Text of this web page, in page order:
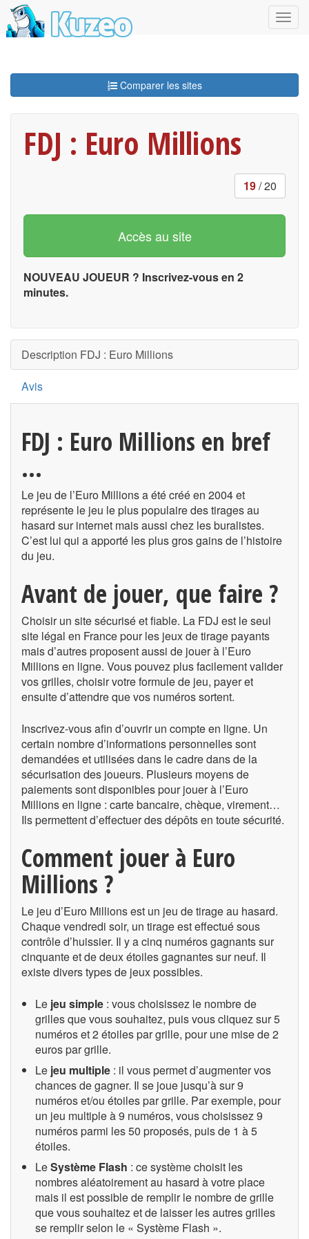
Comparer les sites
FDJ : Euro Millions
19/ 20
Accès au site
NOUVEAU JOUEUR ? Inscrivez-vous en 2
minutes.
Description FDJ : Euro Millions
Avis
FDJ : Euro Millions en bref
...
Le jeu de l’Euro Millions a été créé en 2004 et
représente le jeu le plus populaire des tirages au
hasard sur internet mais aussi chez les buralistes.
C’est lui qui a apporté les plus gros gains de l’histoire
du jeu.
Avant de jouer, que faire ?
Choisir un site sécurisé et fiable. La FDJ est le seul
site légal en France pour les jeux de tirage payants
mais d’autres proposent aussi de jouer à l’Euro
Millions en ligne. Vous pouvez plus facilement valider
vos grilles, choisir votre formule de jeu, payer et
ensuite d’attendre que vos numéros sortent.
Inscrivez-vous afin d’ouvrir un compte en ligne. Un
certain nombre d’informations personnelles sont
demandées et utilisées dans le cadre dans de la
sécurisation des joueurs. Plusieurs moyens de
paiements sont disponibles pour jouer à l’Euro
Millions en ligne : carte bancaire, chèque, virement…
Ils permettent d’effectuer des dépôts en toute sécurité.
Comment jouer à Euro
Millions ?
Le jeu d’Euro Millions est un jeu de tirage au hasard.
Chaque vendredi soir, un tirage est effectué sous
contrôle d’huissier. Il y a cinq numéros gagnants sur
cinquante et de deux étoiles gagnantes sur neuf. Il
existe divers types de jeux possibles.
Le jeu simple : vous choisissez le nombre de
grilles que vous souhaitez, puis vous cliquez sur 5
numéros et 2 étoiles par grille, pour une mise de 2
euros par grille.
Le jeu multiple : il vous permet d’augmenter vos
chances de gagner. Il se joue jusqu’à sur 9
numéros et/ou étoiles par grille. Par exemple, pour
un jeu multiple à 9 numéros, vous choisissez 9
numéros parmi les 50 proposés, puis de 1 à 5
étoiles.
LeSystème Flash : ce système choisit les
nombres aléatoirement au hasard à votre place
mais il est possible de remplir le nombre de grille
que vous souhaitez et de laisser les autres grilles
se remplir selon le « Système Flash ».